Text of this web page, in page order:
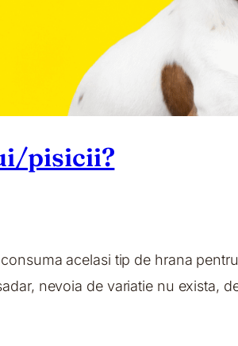
pisicii?
acelasi tip de hrana
nevoia de variatie nu exista,